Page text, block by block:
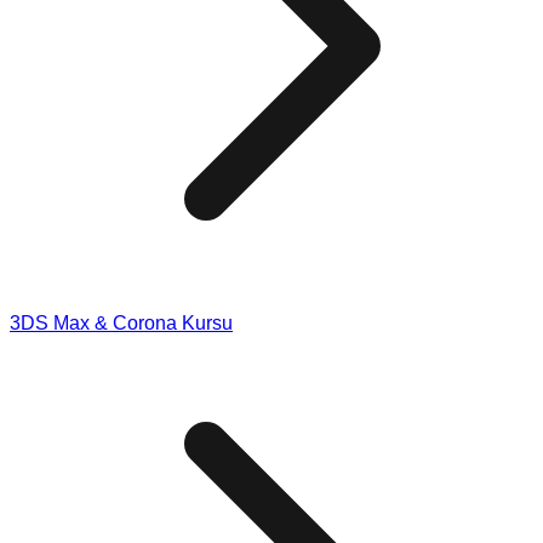
3DS Max & Corona Kursu